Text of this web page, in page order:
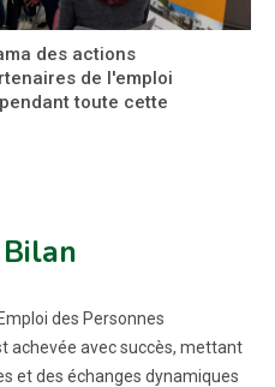
des actions
de l'emploi
toute cette
des Personnes
achevée avec succès, mettant
et des échanges dynamiques